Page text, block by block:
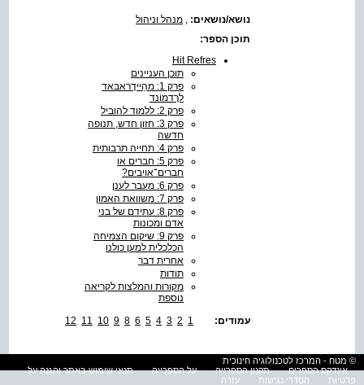
נושא/נושאים:
מנהל וניהול
תוכן הספר:
Hit Refres
תוכן העניינים
פרק 1: מהַיידֶראבּאד
לרֶדמוֹנד
פרק 2: ללמוד להוביל
פרק 3: חזון חדש, תנופה
חדשה
פרק 4: תחייה תרבותית
פרק 5: חברים או
חברים־אויבים?
פרק 6: מעבר לענן
פרק 7: משוואת האמון
פרק 8: עתידם של בני
אדם ומכונות
פרק 9: שיקום הצמיחה
הכלכלית למען כולנו
אחרית דבר
תודות
מקורות והמלצות לקריאה
נוספת
עמודים: 1
2
3
4
5
6
8
9
10
11
12
© מטח - המרכז לטכנולוגיה חינוכית
אינדקס הספרים
תקנון הספרייה על הספרייה
תנאי שימוש באתר והגנה על
פרטיות
הסדרי נגישות עזרה